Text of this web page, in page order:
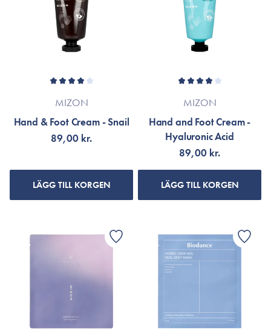
MIZON
Hand & Foot Cream - Snail
89,00 kr.
LÄGG TILL KORGEN
MIZON
Hand and Foot Cream -
Hyaluronic Acid
89,00 kr.
LÄGG TILL KORGEN